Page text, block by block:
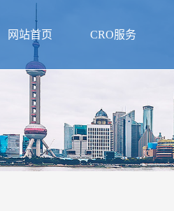
网站首页 CRO服务